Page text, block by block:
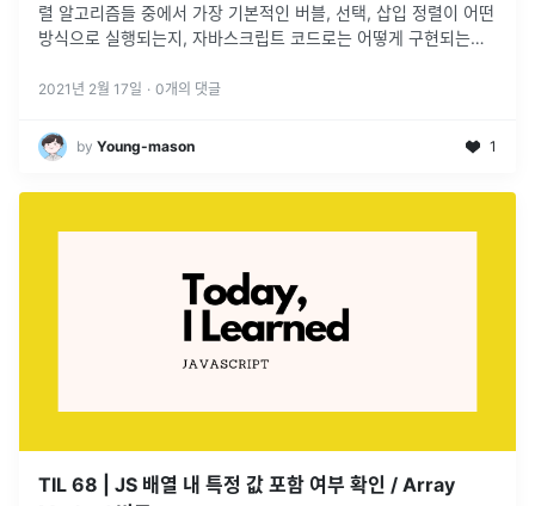
렬 알고리즘들 중에서 가장 기본적인 버블, 선택, 삽입 정렬이 어떤
방식으로 실행되는지, 자바스크립트 코드로는 어떻게 구현되는지
2021년 2월 17일 · 0개의 댓글
by Young-mason 1
TIL 68 | JS 배열 내 특정 값 포함 여부 확인 / Array